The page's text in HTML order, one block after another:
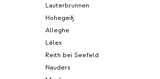
Lauterbrunnen
Hohegeiß
Alleghe
Lélex
Reith bei Seefeld
Nauders